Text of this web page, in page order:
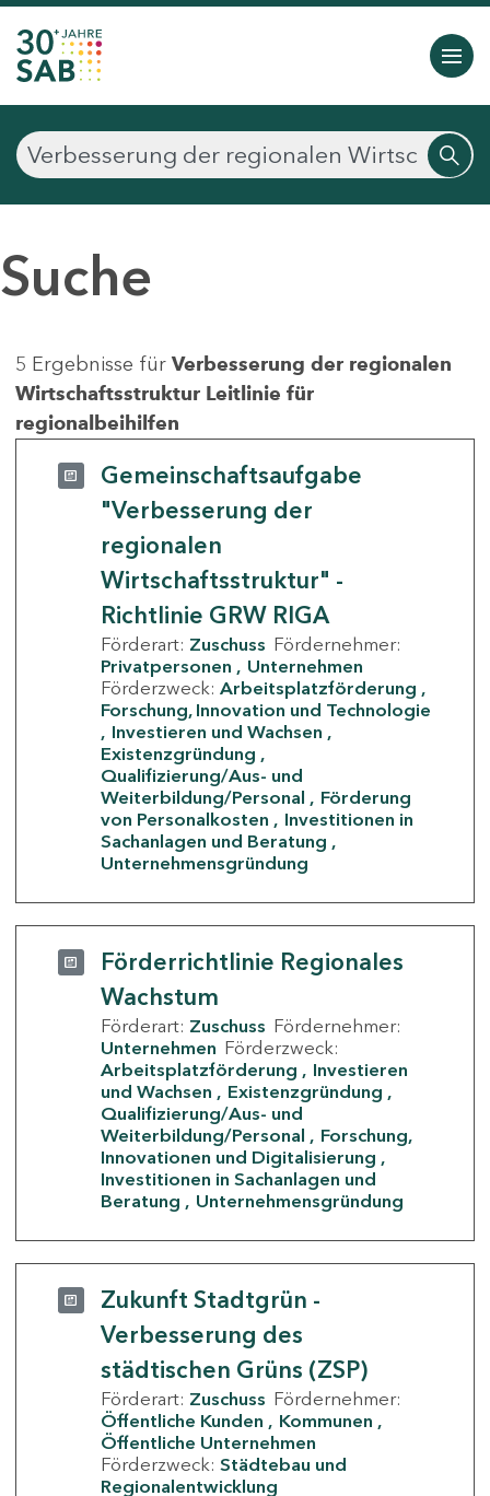
Suche
5 Ergebnisse für Verbesserung der regionalen
Wirtschaftsstruktur Leitlinie für
regionalbeihilfen
Gemeinschaftsaufgabe
"Verbesserung der
regionalen
Wirtschaftsstruktur" -
Richtlinie GRW RIGA
Förderart: Zuschuss Fördernehmer:
Privatpersonen
Unternehmen
Förderzweck: Arbeitsplatzförderung
Forschung, Innovation und Technologie
Investieren und Wachsen
Existenzgründung
Qualifizierung/Aus- und
Weiterbildung/Personal
Förderung
von Personalkosten
Investitionen in
Sachanlagen und Beratung
Unternehmensgründung
Förderrichtlinie Regionales
Wachstum
Förderart: Zuschuss Fördernehmer:
Unternehmen Förderzweck:
Arbeitsplatzförderung
Investieren
und Wachsen
Existenzgründung
Qualifizierung/Aus- und
Weiterbildung/Personal
Forschung,
Innovationen und Digitalisierung
Investitionen in Sachanlagen und
Beratung
Unternehmensgründung
Zukunft Stadtgrün -
Verbesserung des
städtischen Grüns (ZSP)
Förderart: Zuschuss Fördernehmer:
Öffentliche Kunden
Kommunen
Öffentliche Unternehmen
Förderzweck: Städtebau und
Regionalentwicklung